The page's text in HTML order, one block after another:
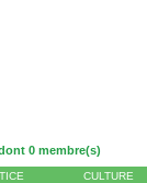
0 membre(s)
CULTURE